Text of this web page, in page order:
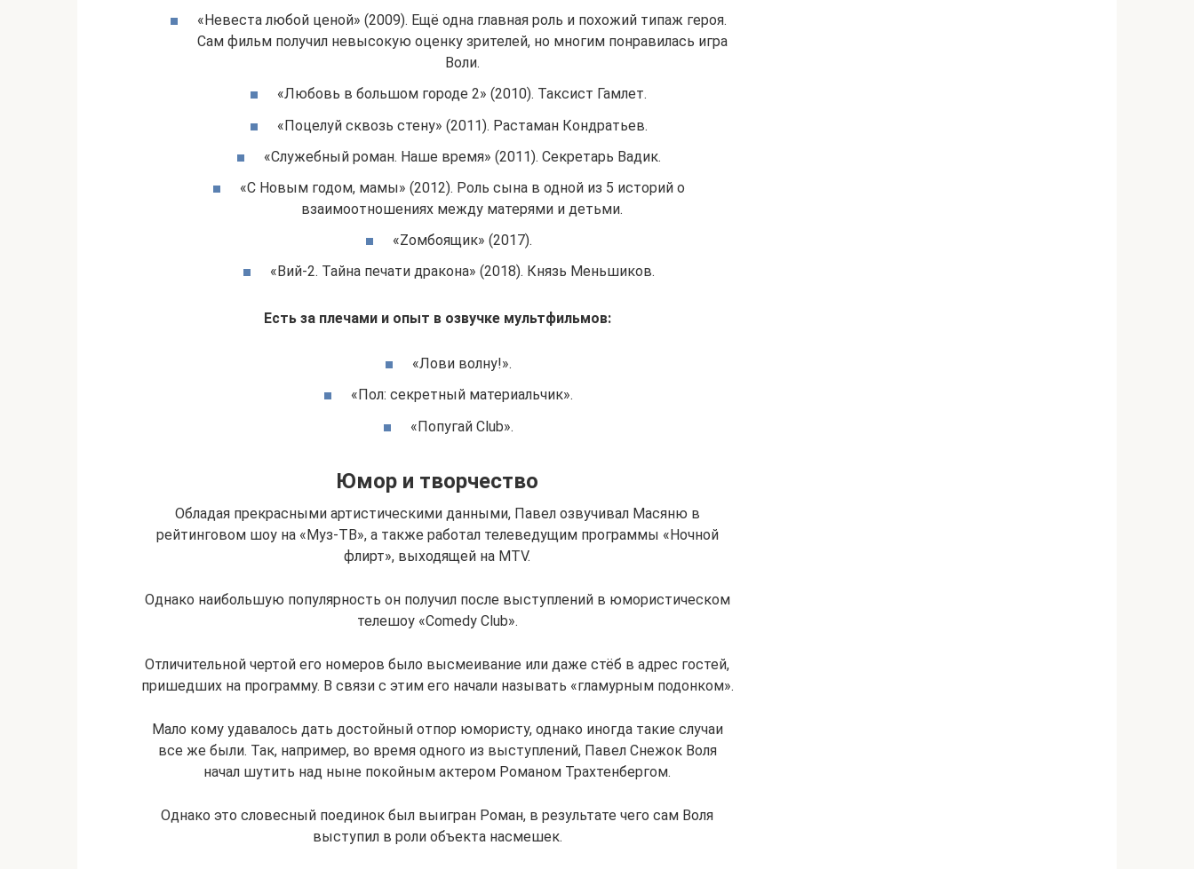
«Невеста любой ценой» (2009). Ещё одна главная роль и похожий типаж героя.
Сам фильм получил невысокую оценку зрителей, но многим понравилась игра
Воли.
«Любовь в большом городе 2» (2010). Таксист Гамлет.
«Поцелуй сквозь стену» (2011). Растаман Кондратьев.
«Служебный роман. Наше время» (2011). Секретарь Вадик.
«С Новым годом, мамы» (2012). Роль сына в одной из 5 историй о
взаимоотношениях между матерями и детьми.
«Zомбоящик» (2017).
«Вий-2. Тайна печати дракона» (2018). Князь Меньшиков.
Есть за плечами и опыт в озвучке мультфильмов:
«Лови волну!».
«Пол: секретный материальчик».
«Попугай Club».
Юмор и творчество
Обладая прекрасными артистическими данными, Павел озвучивал Масяню в
рейтинговом шоу на «Муз-ТВ», а также работал телеведущим программы «Ночной
флирт», выходящей на MTV.
Однако наибольшую популярность он получил после выступлений в юмористическом
телешоу «Comedy Club».
Отличительной чертой его номеров было высмеивание или даже стёб в адрес гостей,
пришедших на программу. В связи с этим его начали называть «гламурным подонком».
Мало кому удавалось дать достойный отпор юмористу, однако иногда такие случаи
все же были. Так, например, во время одного из выступлений, Павел Снежок Воля
начал шутить над ныне покойным актером Романом Трахтенбергом.
Однако это словесный поединок был выигран Роман, в результате чего сам Воля
выступил в роли объекта насмешек.